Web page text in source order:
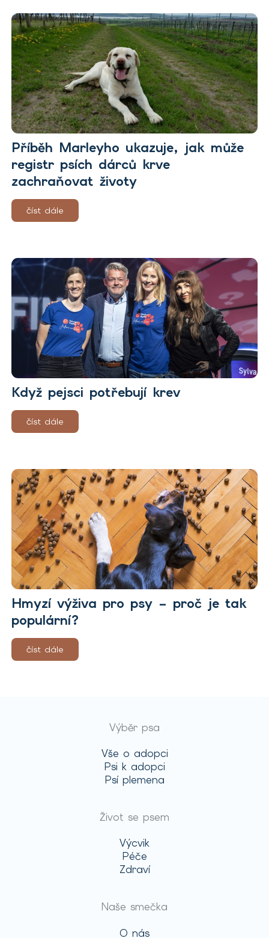
Příběh Marleyho ukazuje, jak může
registr psích dárců krve
zachraňovat životy
číst dále
Když pejsci potřebují krev
číst dále
Hmyzí výživa pro psy – proč je tak
populární?
číst dále
Výběr psa
Vše o adopci
Psi k adopci
Psí plemena
Život se psem
Výcvik
Péče
Zdraví
Naše smečka
O nás